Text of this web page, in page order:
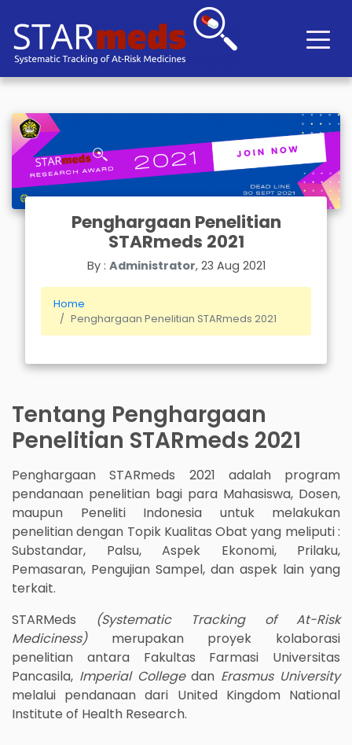
Penghargaan Penelitian
STARmeds 2021
By : Administrator, 23 Aug 2021
Home
Penghargaan Penelitian STARmeds 2021
Tentang Penghargaan
Penelitian STARmeds 2021
Penghargaan STARmeds 2021 adalah program
pendanaan penelitian bagi para Mahasiswa, Dosen,
maupun Peneliti Indonesia untuk melakukan
penelitian dengan Topik Kualitas Obat yang meliputi :
Substandar, Palsu, Aspek Ekonomi, Prilaku,
Pemasaran, Pengujian Sampel, dan aspek lain yang
terkait.
STARMeds (Systematic Tracking of At-Risk
Mediciness)merupakan proyek kolaborasi
penelitian antara Fakultas Farmasi Universitas
Pancasila, Imperial Collegedan Erasmus University
melalui pendanaan dari United Kingdom National
Institute of Health Research.